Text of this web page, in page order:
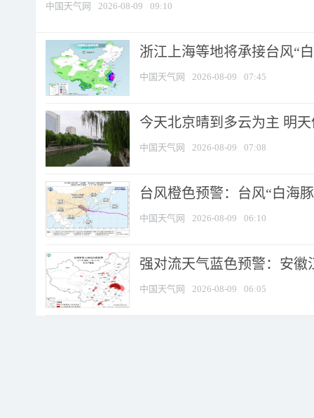
中国天气网 2026-08-09 09:10
浙江上海等地将承接台风“
中国天气网 2026-08-09 07:45
今天北京晴到多云为主 明
中国天气网 2026-08-09 07:08
台风橙色预警：台风“白海
中国天气网 2026-08-09 06:10
强对流天气蓝色预警：安徽
中国天气网 2026-08-09 06:05